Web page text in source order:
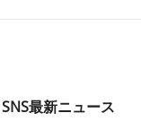
最新ニュース